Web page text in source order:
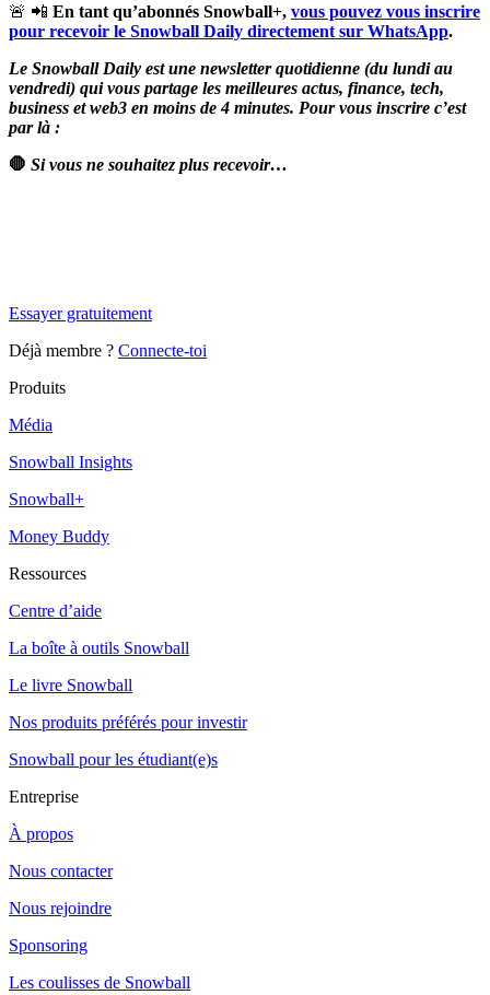
🚨 📲 En tant qu’abonnés Snowball+, vous pouvez vous inscrire
pour recevoir le Snowball Daily directement sur WhatsApp.
Le Snowball Daily est une newsletter quotidienne (du lundi au
vendredi) qui vous partage les meilleures actus, finance, tech,
business et web3 en moins de 4 minutes. Pour vous inscrire c’est
par là :
🛑 Si vous ne souhaitez plus recevoir…
Essayer gratuitement
Déjà membre ? Connecte-toi
Produits
Média
Snowball Insights
Snowball+
Money Buddy
Ressources
Centre d’aide
La boîte à outils Snowball
Le livre Snowball
Nos produits préférés pour investir
Snowball pour les étudiant(e)s
Entreprise
À propos
Nous contacter
Nous rejoindre
Sponsoring
Les coulisses de Snowball